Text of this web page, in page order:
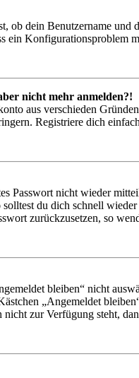
ob dein Benutzername
ein Konfigurationsproblem
nicht mehr anmelden?!
aus verschieden
Registriere dich
Passwort nicht wieder
du dich schnell
zurückzusetzen, so
bleiben“ nicht
„Angemeldet
zur Verfügung steht,